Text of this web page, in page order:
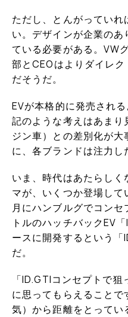
ただし、とんがってい
い。デザインが企業の
ている必要がある。VW
部とCEOはよりダイレ
だそうだ。
EVが本格的に発売され
記のような考えはあまり
ジン車）との差別化が
に、各ブランドは注力し
いま、時代はあたらし
マが、いくつか登場し
月にハンブルグでコン
トルのハッチバックEV
ースに開発するという
だ。
「ID.GTIコンセプトで
に思ってもらえること
気）から距離をとってい